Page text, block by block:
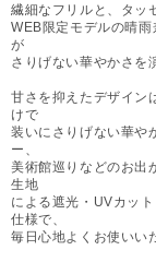
繊細なフリルと、タッ
WEB限定モデルの晴
が
さりげない華やかさを
甘さを抑えたデザイン
けで
装いにさりげない華や
ー、
美術館巡りなどのお出
生地
による遮光・UVカッ
仕様で、
毎日心地よくお使いい